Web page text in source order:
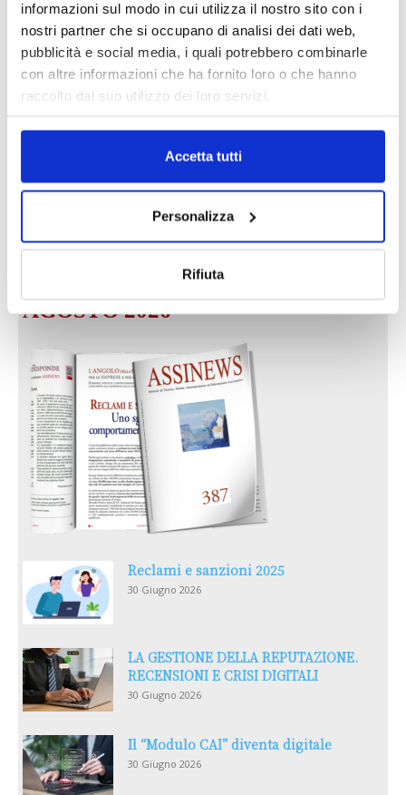
informazioni sul modo in cui utilizza il nostro sito con i
nostri partner che si occupano di analisi dei dati web,
pubblicità e social media, i quali potrebbero combinarle
con altre informazioni che ha fornito loro o che hanno
raccolto dal suo utilizzo dei loro servizi.
Accetta tutti
Personalizza
Rifiuta
DALLE AZIENDENotizie sponsorizzate
partecipazione alla Convention degli
dell’IA sul futuro e oltre)
1 Luglio 2026
AGOSTO 2026
Reclami e sanzioni 2025
30 Giugno 2026
LA GESTIONE DELLA REPUTAZIONE.
RECENSIONI E CRISI DIGITALI
30 Giugno 2026
Il “Modulo CAI” diventa digitale
30 Giugno 2026